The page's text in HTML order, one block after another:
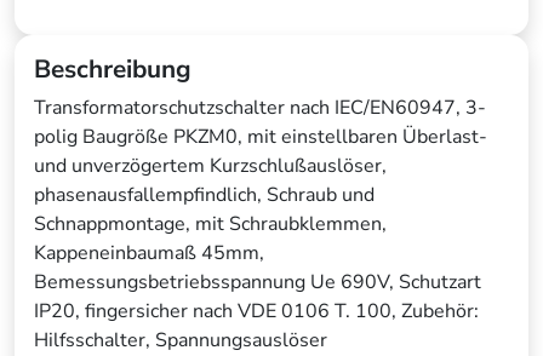
Beschreibung
Transformatorschutzschalter nach IEC/EN60947, 3-
polig Baugröße PKZM0, mit einstellbaren Überlast-
und unverzögertem Kurzschlußauslöser,
phasenausfallempfindlich, Schraub und
Schnappmontage, mit Schraubklemmen,
Kappeneinbaumaß 45mm,
Bemessungsbetriebsspannung Ue 690V, Schutzart
IP20, fingersicher nach VDE 0106 T. 100, Zubehör:
Hilfsschalter, Spannungsauslöser